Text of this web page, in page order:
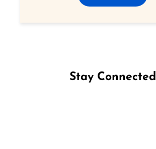
Stay Connected